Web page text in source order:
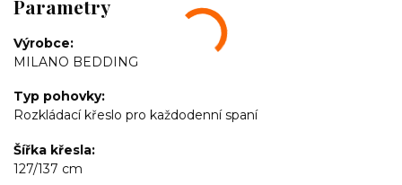
Parametry
Výrobce
MILANO BEDDING
Typ pohovky
Rozkládací křeslo pro každodenní spaní
Šířka křesla
127/137 cm